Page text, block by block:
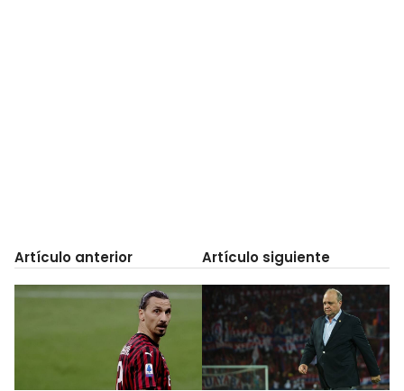
Artículo anterior Artículo siguiente